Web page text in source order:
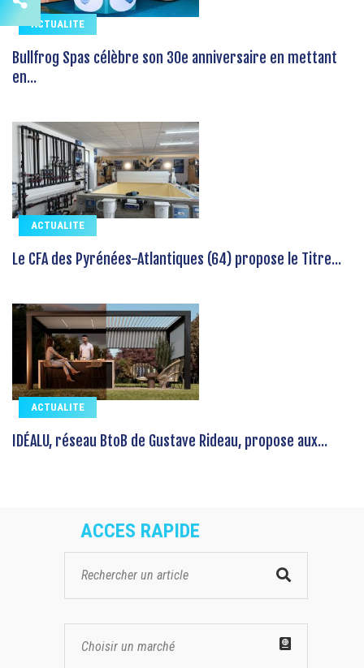
ACTUALITE
Bullfrog Spas célèbre son 30e anniversaire en mettant
en...
ACTUALITE
Le CFA des Pyrénées-Atlantiques (64) propose le Titre...
ACTUALITE
IDÉALU, réseau BtoB de Gustave Rideau, propose aux...
ACCES RAPIDE
Choisir un marché